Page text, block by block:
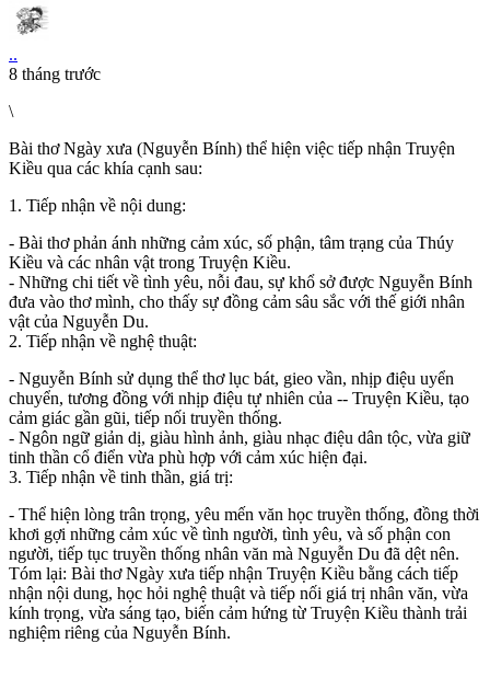
..
8 tháng trước
\
Bài thơ Ngày xưa (Nguyễn Bính) thể hiện việc tiếp nhận Truyện
Kiều qua các khía cạnh sau:
1. Tiếp nhận về nội dung:
- Bài thơ phản ánh những cảm xúc, số phận, tâm trạng của Thúy
Kiều và các nhân vật trong Truyện Kiều.
- Những chi tiết về tình yêu, nỗi đau, sự khổ sở được Nguyễn Bính
đưa vào thơ mình, cho thấy sự đồng cảm sâu sắc với thế giới nhân
vật của Nguyễn Du.
2. Tiếp nhận về nghệ thuật:
- Nguyễn Bính sử dụng thể thơ lục bát, gieo vần, nhịp điệu uyển
chuyển, tương đồng với nhịp điệu tự nhiên của -- Truyện Kiều, tạo
cảm giác gần gũi, tiếp nối truyền thống.
- Ngôn ngữ giản dị, giàu hình ảnh, giàu nhạc điệu dân tộc, vừa giữ
tinh thần cổ điển vừa phù hợp với cảm xúc hiện đại.
3. Tiếp nhận về tinh thần, giá trị:
- Thể hiện lòng trân trọng, yêu mến văn học truyền thống, đồng thời
khơi gợi những cảm xúc về tình người, tình yêu, và số phận con
người, tiếp tục truyền thống nhân văn mà Nguyễn Du đã dệt nên.
Tóm lại: Bài thơ Ngày xưa tiếp nhận Truyện Kiều bằng cách tiếp
nhận nội dung, học hỏi nghệ thuật và tiếp nối giá trị nhân văn, vừa
kính trọng, vừa sáng tạo, biến cảm hứng từ Truyện Kiều thành trải
nghiệm riêng của Nguyễn Bính.